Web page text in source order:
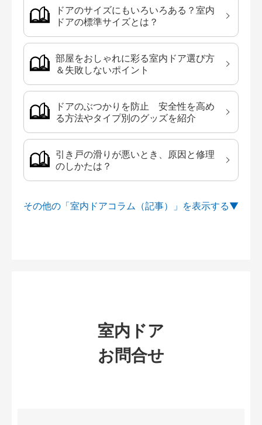
ドアのサイズにもいろいろある？室内
ドアの標準サイズとは？
部屋をおしゃれに彩る室内ドア選び方
＆失敗しないポイント
ドアのぶつかりを防止 安全性を高め
る方法やタイプ別のグッズを紹介
引き戸の滑りが悪いとき、原因と修理
のしかたは？
その他の「室内ドアコラム（記事）」を
室内ドア
お問合せ